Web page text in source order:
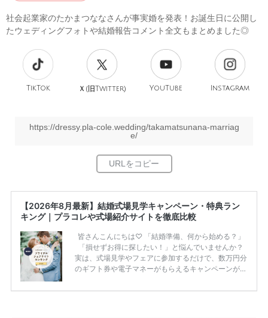
社会起業家のたかまつななさんが事実婚を発表！お誕生日に公開し
たウェディングフォトや結婚報告コメント全文もまとめました◎
TikTok Ｘ(旧Twitter) YouTube Instagram
https://dressy.pla-cole.wedding/takamatsunana-marriag
e/
【2026年8月最新】結婚式場見学キャンペーン・特典ラン
キング｜プラコレや式場紹介サイトを徹底比較
皆さんこんにちは♡ 「結婚準備、何から始める？」
「損せずお得に探したい！」と悩んでいませんか？
実は、式場見学やフェアに参加するだけで、数万円分
のギフト券や電子マネーがもらえるキャンペーンがあ
ため、比較せずに選ぶと損をしてしまうことも……。